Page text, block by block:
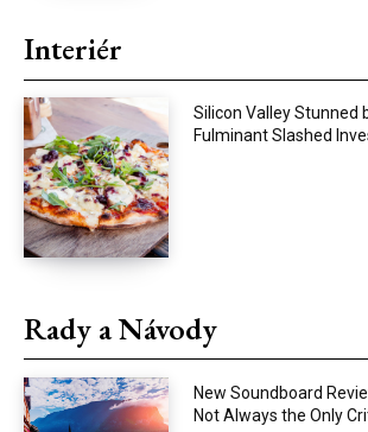
Interiér
Silicon Valley Stunned
Fulminant Slashed
Rady a Návody
New Soundboard
Not Always the Only